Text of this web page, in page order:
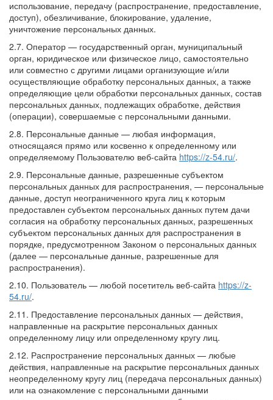
использование, передачу (распространение, предоставление,
доступ), обезличивание, блокирование, удаление,
уничтожение персональных данных.
2.7. Оператор — государственный орган, муниципальный
орган, юридическое или физическое лицо, самостоятельно
или совместно с другими лицами организующие и/или
осуществляющие обработку персональных данных, а также
определяющие цели обработки персональных данных, состав
персональных данных, подлежащих обработке, действия
(операции), совершаемые с персональными данными.
2.8. Персональные данные — любая информация,
относящаяся прямо или косвенно к определенному или
определяемому Пользователю веб-сайта https://z-54.ru/.
2.9. Персональные данные, разрешенные субъектом
персональных данных для распространения, — персональные
данные, доступ неограниченного круга лиц к которым
предоставлен субъектом персональных данных путем дачи
согласия на обработку персональных данных, разрешенных
субъектом персональных данных для распространения в
порядке, предусмотренном Законом о персональных данных
(далее — персональные данные, разрешенные для
распространения).
2.10. Пользователь — любой посетитель веб-сайта https://z-
54.ru/.
2.11. Предоставление персональных данных — действия,
направленные на раскрытие персональных данных
определенному лицу или определенному кругу лиц.
2.12. Распространение персональных данных — любые
действия, направленные на раскрытие персональных данных
неопределенному кругу лиц (передача персональных данных)
или на ознакомление с персональными данными